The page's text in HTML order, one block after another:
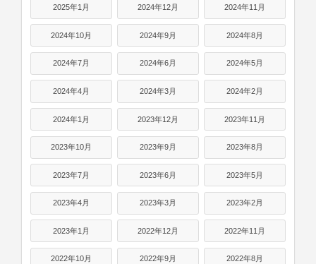
2025年1月 2024年12月 2024年11月
2024年10月 2024年9月 2024年8月
2024年7月 2024年6月 2024年5月
2024年4月 2024年3月 2024年2月
2024年1月 2023年12月 2023年11月
2023年10月 2023年9月 2023年8月
2023年7月 2023年6月 2023年5月
2023年4月 2023年3月 2023年2月
2023年1月 2022年12月 2022年11月
2022年10月 2022年9月 2022年8月